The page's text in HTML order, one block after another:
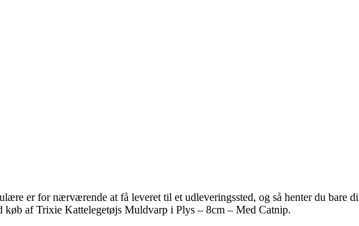
er for nærværende at få leveret til et udleveringssted, og så henter du bare
af Trixie Kattelegetøjs Muldvarp i Plys – 8cm – Med Catnip.